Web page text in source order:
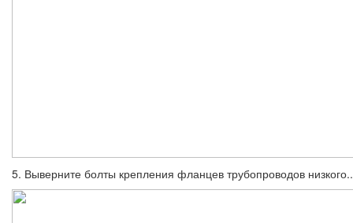
5. Выверните болты крепления фланцев трубопроводов